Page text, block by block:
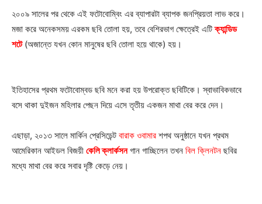
২০০৯ সালের পর থেকে এই ফটোবোম্বিং এর ব্যাপারটা ব্যাপক জনপ্রিয়তা লাভ করে।
মজা করে অনেকসময় এরকম ছবি তোলা হয়, তবে বেশিরভাগ ক্ষেত্রেই এটিক্যান্ডিড
শটে(অজান্তে যখন কোন মানুষের ছবি তোলা হয়ে থাকে) হয়।
ইতিহাসের প্রথম ফটোবোম্বড ছবি মনে করা হয় উপরোক্ত ছবিটিকে। স্বাভাবিকভাবে
বসে থাকা দুইজন মহিলার পেছন দিয়ে এসে তৃতীয় একজন মাথা বের করে দেন।
এছাড়া, ২০১৩ সালে মার্কিন প্রেসিডেন্ট বারাক ওবামার শপথ অনুষ্ঠানে যখন প্রথম
আমেরিকান আইডল বিজয়ী কেলি ক্লার্কসনগান গাচ্ছিলেন তখন বিল ক্লিনটন ছবির
মধ্যে মাথা বের করে সবার দৃষ্টি কেড়ে নেয়।